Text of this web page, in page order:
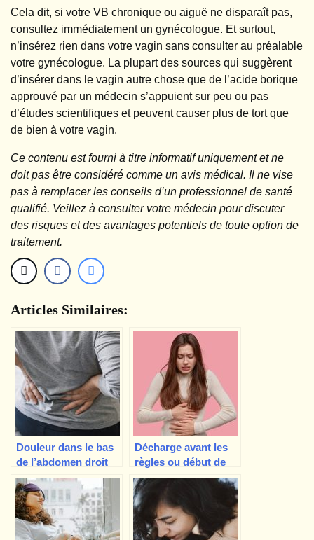
Cela dit, si votre VB chronique ou aiguë ne disparaît pas,
consultez immédiatement un gynécologue. Et surtout,
n’insérez rien dans votre vagin sans consulter au préalable
votre gynécologue. La plupart des sources qui suggèrent
d’insérer dans le vagin autre chose que de l’acide borique
approuvé par un médecin s’appuient sur peu ou pas
d’études scientifiques et peuvent causer plus de tort que
de bien à votre vagin.
Ce contenu est fourni à titre informatif uniquement et ne
doit pas être considéré comme un avis médical. Il ne vise
pas à remplacer les conseils d’un professionnel de santé
qualifié. Veillez à consulter votre médecin pour discuter
des risques et des avantages potentiels de toute option de
traitement.
Articles Similaires:
Douleur dans le bas
de l’abdomen droit
près de l’os de la
hanche Femme
Décharge avant les
règles ou début de
grossesse